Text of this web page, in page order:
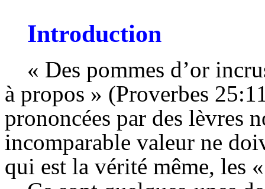
Introduction
« Des pommes d’or
à propos » (Proverbes
prononcées par des lèvres
incomparable valeur ne
qui est la vérité même, les